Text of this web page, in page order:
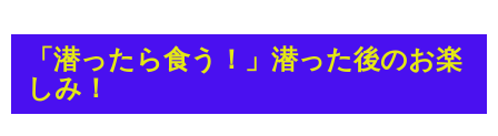
「潜ったら食う！」潜った後のお楽
しみ！